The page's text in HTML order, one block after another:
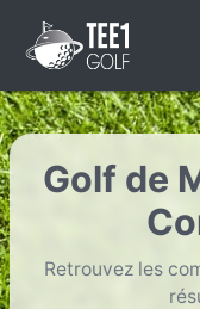
Golf de
Retrouvez les